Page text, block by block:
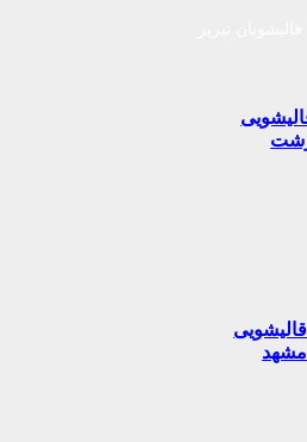
قالیشویی
مشهد